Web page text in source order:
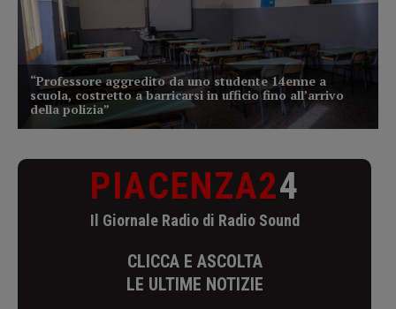
PIACENZA24
Il Giornale Radio di Radio Sound
CLICCA E ASCOLTA
LE ULTIME NOTIZIE